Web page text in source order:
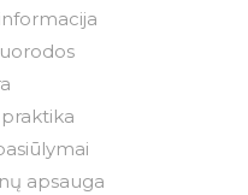
apsauga